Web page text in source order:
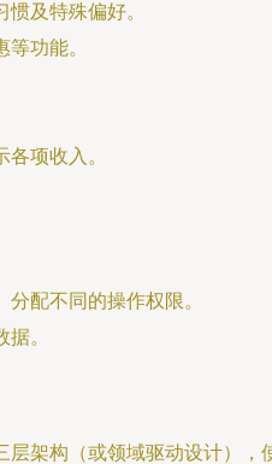
及特殊偏好。
功能。
项收入。
配不同的操作权限。
。
架构（或领域驱动设计），